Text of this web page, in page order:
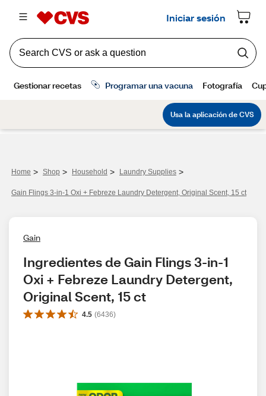
Home > Shop > Household > Laundry Supplies >
Gain Flings 3-in-1 Oxi + Febreze Laundry Detergent, Original Scent, 15 ct
Gain
Ingredientes de Gain Flings 3-in-1
Oxi + Febreze Laundry Detergent,
Original Scent, 15 ct
4.5 (6436)